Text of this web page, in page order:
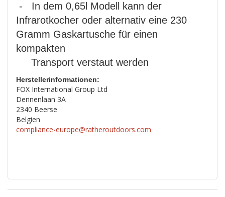
- In dem 0,65l Modell kann der
Infrarotkocher oder alternativ eine 230
Gramm Gaskartusche für einen
kompakten
Transport verstaut werden
Herstellerinformationen:
FOX International Group Ltd
Dennenlaan 3A
2340 Beerse
Belgien
compliance-europe@ratheroutdoors.com